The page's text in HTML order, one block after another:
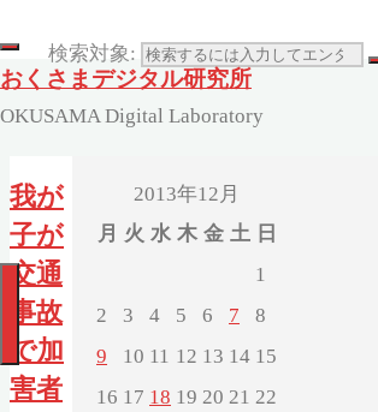
検索対象:
おくさまデジタル研究所
OKUSAMA Digital Laboratory
我が
子が
交通
事故
で加
害者
2013年12月
月 火 水 木 金 土 日
1
2
3 4 5 6 7
8
9
10 11 12 13 14 15
16 17 18 19 20 21 22